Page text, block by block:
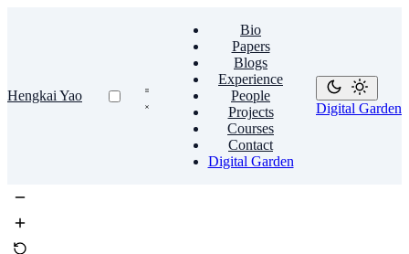
Hengkai Yao
Bio
Papers
Blogs
Experience
People
Projects
Courses
Contact
Digital Garden
Digital Garden